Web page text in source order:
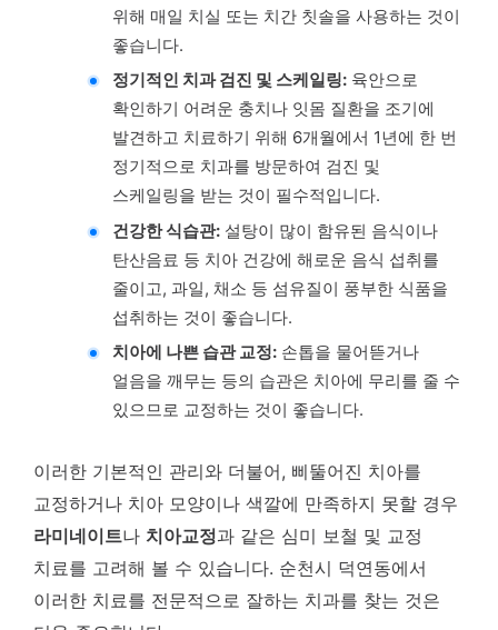
위해 매일 치실 또는 치간 칫솔을 사용하는 것이
좋습니다.
정기적인 치과 검진 및 스케일링:육안으로
확인하기 어려운 충치나 잇몸 질환을 조기에
발견하고 치료하기 위해 6개월에서 1년에 한 번
정기적으로 치과를 방문하여 검진 및
스케일링을 받는 것이 필수적입니다.
건강한 식습관:설탕이 많이 함유된 음식이나
탄산음료 등 치아 건강에 해로운 음식 섭취를
줄이고, 과일, 채소 등 섬유질이 풍부한 식품을
섭취하는 것이 좋습니다.
치아에 나쁜 습관 교정:손톱을 물어뜯거나
얼음을 깨무는 등의 습관은 치아에 무리를 줄 수
있으므로 교정하는 것이 좋습니다.
이러한 기본적인 관리와 더불어, 삐뚤어진 치아를
교정하거나 치아 모양이나 색깔에 만족하지 못할 경우
라미네이트나 치아교정과 같은 심미 보철 및 교정
치료를 고려해 볼 수 있습니다. 순천시 덕연동에서
이러한 치료를 전문적으로 잘하는 치과를 찾는 것은